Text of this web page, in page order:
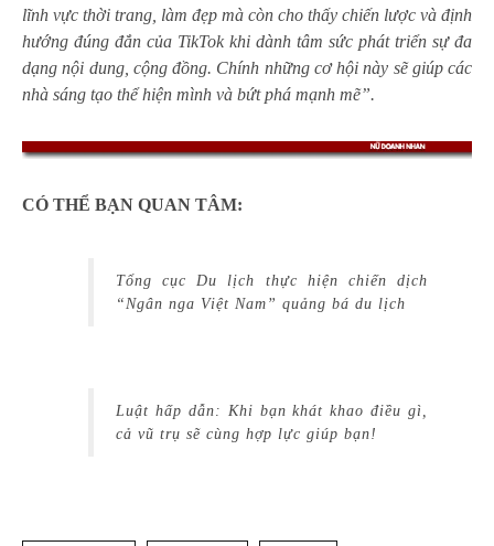
lĩnh vực thời trang, làm đẹp mà còn cho thấy chiến lược và định
hướng đúng đắn của TikTok khi dành tâm sức phát triển sự đa
dạng nội dung, cộng đồng. Chính những cơ hội này sẽ giúp các
nhà sáng tạo thể hiện mình và bứt phá mạnh mẽ”.
CÓ THỂ BẠN QUAN TÂM:
Tổng cục Du lịch thực hiện chiến dịch
“Ngân nga Việt Nam” quảng bá du lịch
Luật hấp dẫn: Khi bạn khát khao điều gì,
cả vũ trụ sẽ cùng hợp lực giúp bạn!